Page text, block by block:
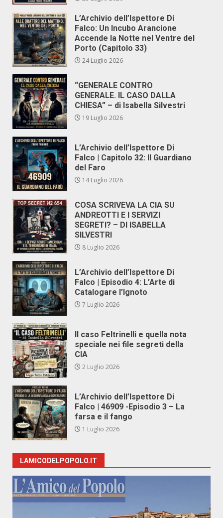
L’Archivio dell’Ispettore Di
Falco: Un Incubo Arancione
Accende la Notte nel Ventre del
Porto (Capitolo 33)
24 Luglio 2026
“GENERALE CONTRO
GENERALE. IL CASO DALLA
CHIESA” – di Isabella Silvestri
19 Luglio 2026
L’Archivio dell’Ispettore Di
Falco | Capitolo 32: Il Guardiano
del Faro
14 Luglio 2026
COSA SCRIVEVA LA CIA SU
ANDREOTTI E I SERVIZI
SEGRETI? – DI ISABELLA
SILVESTRI
8 Luglio 2026
L’Archivio dell’Ispettore Di
Falco | Episodio 4: L’Arte di
Catalogare l’Ignoto
7 Luglio 2026
Il caso Feltrinelli e quella nota
speciale nei file segreti della
CIA
2 Luglio 2026
L’Archivio dell’Ispettore Di
Falco | 46909 -Episodio 3 – La
farsa e il fango
1 Luglio 2026
LAMICODELPOPOLO.IT